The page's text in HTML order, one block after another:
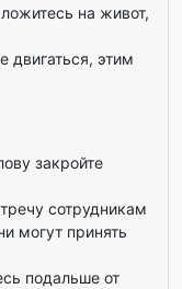
на живот,
двигаться, этим
закройте
сотрудникам
могут принять
подальше от